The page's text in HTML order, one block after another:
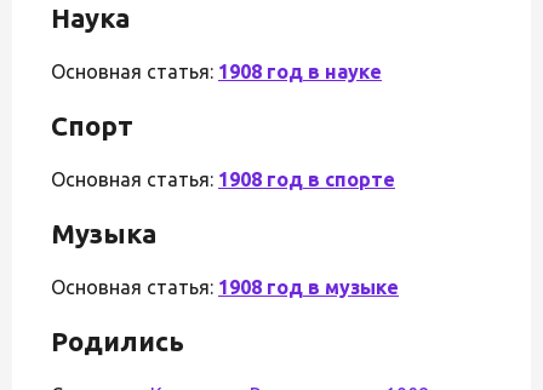
Наука
Основная статья: 1908 год в науке
Спорт
Основная статья: 1908 год в спорте
Музыка
Основная статья: 1908 год в музыке
Родились